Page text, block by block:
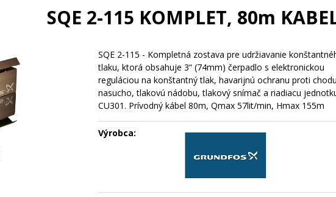
SQE 2-115 KOMPLET, 80m
SQE 2-115 - Kompletná zostava pre udržiavanie
tlaku, ktorá obsahuje 3“ (74mm) čerpadlo s elektronickou
reguláciou na konštantný tlak, havarijnú ochranu proti chodu
nasucho, tlakovú nádobu, tlakový snímač a riadiacu
CU301. Prívodný kábel 80m, Qmax 57lit/min, Hmax 155m
Výrobca: